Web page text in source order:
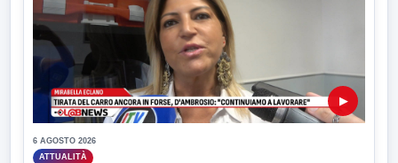
▶
6 AGOSTO 2026
ATTUALITÀ